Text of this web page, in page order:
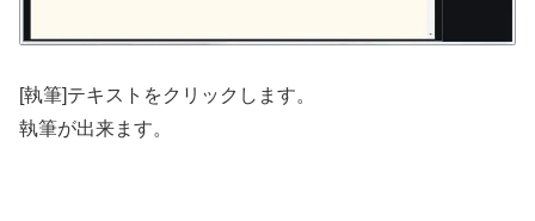
[執筆]テキストをクリックします。
執筆が出来ます。